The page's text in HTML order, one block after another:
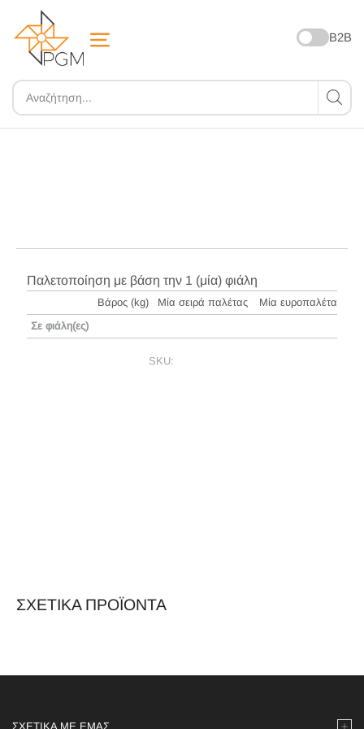
B2B
Παλετοποίηση με βάση την 1 (μία) φιάλη
Βάρος (kg) Μία σειρά παλέτας
Μία ευροπαλέτα
Σε φιάλη(ες)
SKU:
ΣΧΕΤΙΚΆ ΠΡΟΪΌΝΤΑ
ΣΧΕΤΙΚΆ ΜΕ ΕΜΆΣ